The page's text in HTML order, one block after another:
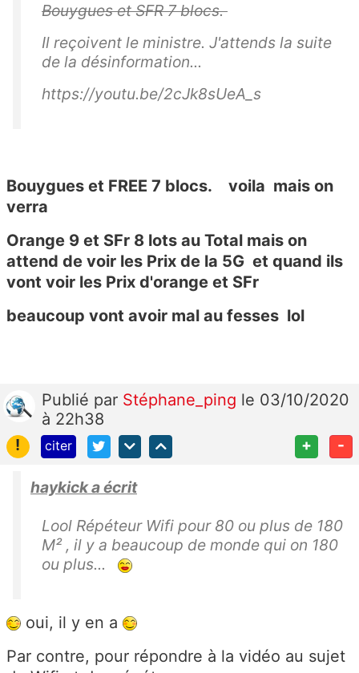
Bouygues et SFR 7 blocs.
Il reçoivent le ministre. J'attends la suite
de la désinformation...
https://youtu.be/2cJk8sUeA_s
Bouygues et FREE 7 blocs. voila mais on
verra
Orange 9 et SFr 8 lots au Total mais on
attend de voir les Prix de la 5G et quand ils
vont voir les Prix d'orange et SFr
beaucoup vont avoir mal au fesses lol
Publié par Stéphane_ping le 03/10/2020
à 22h38
!
citer + -
haykick a écrit
Lool Répéteur Wifi pour 80 ou plus de 180
M² , il y a beaucoup de monde qui on 180
ou plus...
oui, il y en a
Par contre, pour répondre à la vidéo au sujet